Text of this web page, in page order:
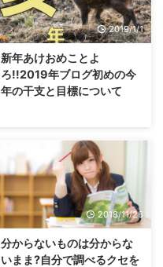
2019/1/1
新年あけおめことよ
ろ!!2019年ブログ初めの今
年の干支と目標について
2018/11/26
分からないものは分からな
いまま?自分で調べるクセを